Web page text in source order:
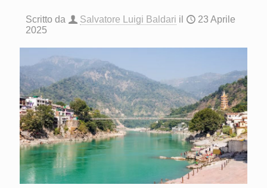
Scritto da Salvatore Luigi Baldari il
23 Aprile
2025